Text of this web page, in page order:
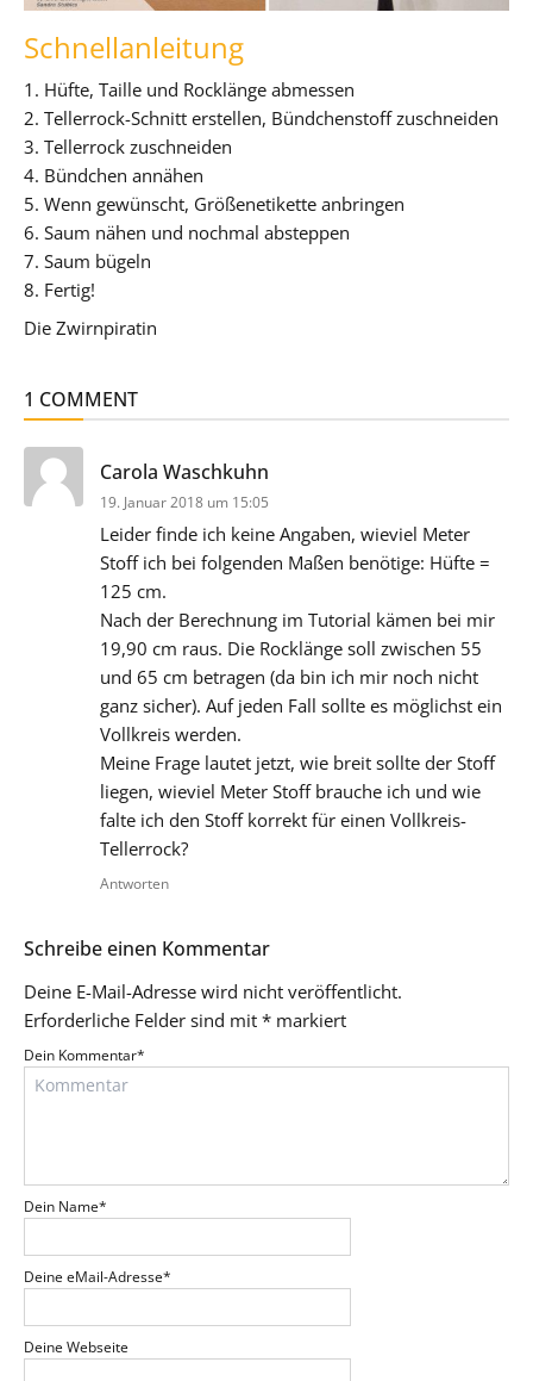
Schnellanleitung
1. Hüfte, Taille und Rocklänge abmessen
2. Tellerrock-Schnitt erstellen, Bündchenstoff zuschneiden
3. Tellerrock zuschneiden
4. Bündchen annähen
5. Wenn gewünscht, Größenetikette anbringen
6. Saum nähen und nochmal absteppen
7. Saum bügeln
8. Fertig!
Die Zwirnpiratin
1 COMMENT
Carola Waschkuhn
19. Januar 2018 um 15:05
Leider finde ich keine Angaben, wieviel Meter
Stoff ich bei folgenden Maßen benötige: Hüfte =
125 cm.
Nach der Berechnung im Tutorial kämen bei mir
19,90 cm raus. Die Rocklänge soll zwischen 55
und 65 cm betragen (da bin ich mir noch nicht
ganz sicher). Auf jeden Fall sollte es möglichst ein
Vollkreis werden.
Meine Frage lautet jetzt, wie breit sollte der Stoff
liegen, wieviel Meter Stoff brauche ich und wie
falte ich den Stoff korrekt für einen Vollkreis-
Tellerrock?
Antworten
Schreibe einen Kommentar
Deine E-Mail-Adresse wird nicht veröffentlicht.
Erforderliche Felder sind mit * markiert
Dein Kommentar*
Dein Name*
Deine eMail-Adresse*
Deine Webseite